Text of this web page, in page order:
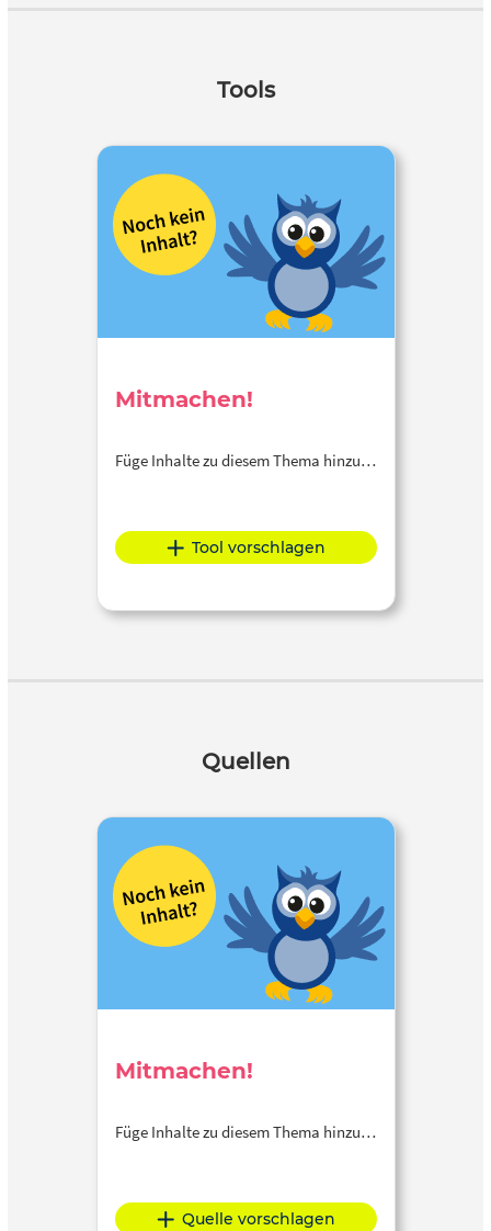
Tools
Mitmachen!
Füge Inhalte zu diesem Thema hinzu…
Tool vorschlagen
Quellen
Mitmachen!
Füge Inhalte zu diesem Thema hinzu…
Quelle vorschlagen